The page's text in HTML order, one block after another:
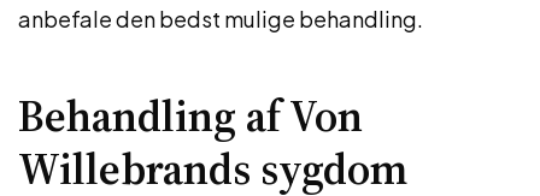
anbefale den bedst mulige behandling.
Behandling af Von
Willebrands sygdom